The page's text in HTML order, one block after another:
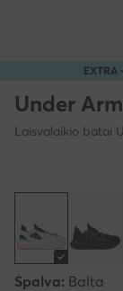
EXTRA
Under
Laisvalaikio batai
Spalva: Balta